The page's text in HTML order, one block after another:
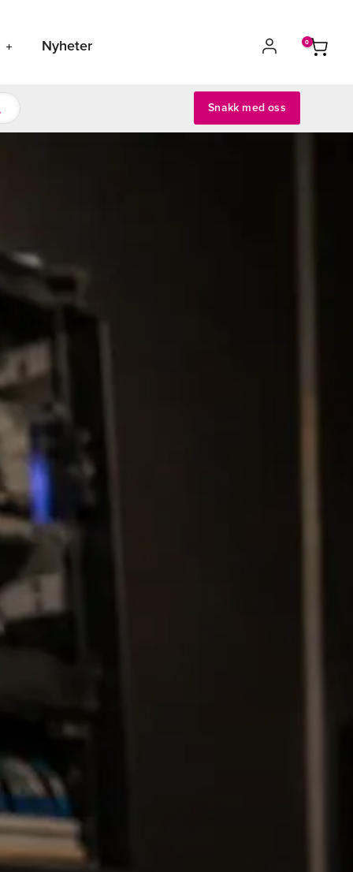
Nyheter
Snakk med oss